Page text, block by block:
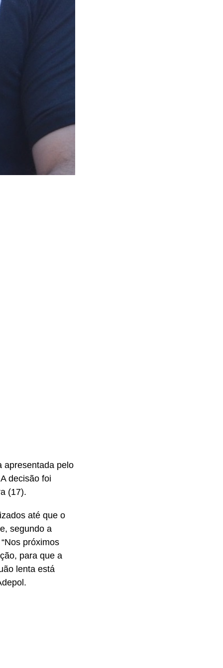
apresentada pelo
decisão foi
(17).
até que o
segundo a
próximos
para que a
lenta está